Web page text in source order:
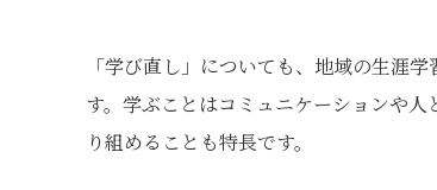
「学び直し」についても、地域の生涯
す。学ぶことはコミュニケーションや
り組めることも特長です。